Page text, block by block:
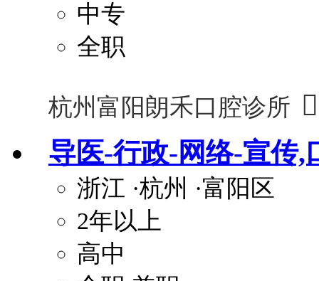
中专
全职
杭州富阳朗禾口腔诊所 
导医-行政-网络-宣传,
浙江 ·杭州 ·富阳区
2年以上
高中